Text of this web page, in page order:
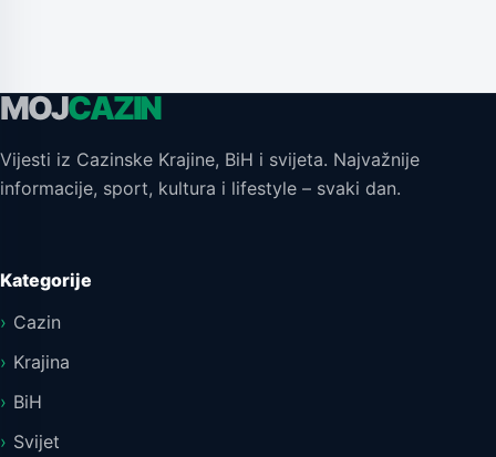
MOJCAZIN
Vijesti iz Cazinske Krajine, BiH i svijeta. Najvažnije
informacije, sport, kultura i lifestyle – svaki dan.
Kategorije
Cazin
Krajina
BiH
Svijet